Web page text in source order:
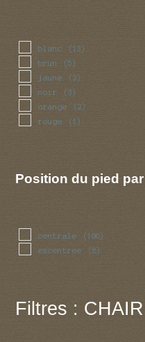
blanc (13)
brun (5)
jaune (2)
noir (3)
orange (2)
rouge (1)
Position du pied
centrale (106)
excentree (8)
Filtres : CHAIR